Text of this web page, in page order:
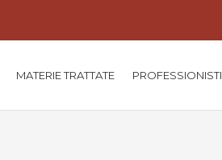
MATERIE TRATTATE PROFESSIONISTI